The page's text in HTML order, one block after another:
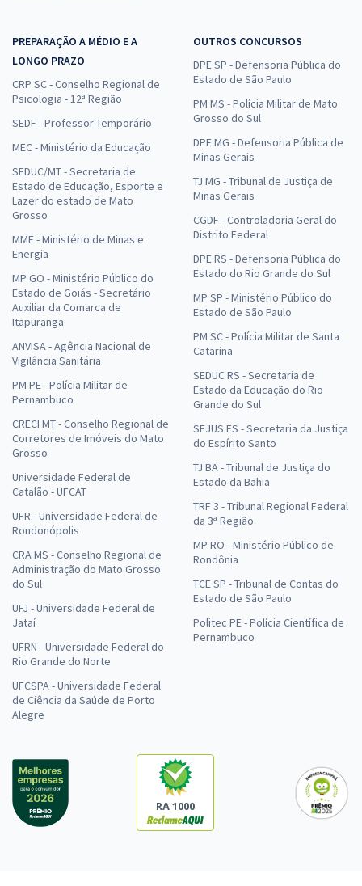
PREPARAÇÃO A MÉDIO E A
LONGO PRAZO
CRP SC - Conselho Regional de
Psicologia - 12ª Região
SEDF - Professor Temporário
MEC - Ministério da Educação
SEDUC/MT - Secretaria de
Estado de Educação, Esporte e
Lazer do estado de Mato
Grosso
MME - Ministério de Minas e
Energia
MP GO - Ministério Público do
Estado de Goiás - Secretário
Auxiliar da Comarca de
Itapuranga
ANVISA - Agência Nacional de
Vigilância Sanitária
PM PE - Polícia Militar de
Pernambuco
CRECI MT - Conselho Regional de
Corretores de Imóveis do Mato
Grosso
Universidade Federal de
Catalão - UFCAT
UFR - Universidade Federal de
Rondonópolis
CRA MS - Conselho Regional de
Administração do Mato Grosso
do Sul
UFJ - Universidade Federal de
Jataí
UFRN - Universidade Federal do
Rio Grande do Norte
UFCSPA - Universidade Federal
de Ciência da Saúde de Porto
Alegre
OUTROS CONCURSOS
DPE SP - Defensoria Pública do
Estado de São Paulo
PM MS - Polícia Militar de Mato
Grosso do Sul
DPE MG - Defensoria Pública de
Minas Gerais
TJ MG - Tribunal de Justiça de
Minas Gerais
CGDF - Controladoria Geral do
Distrito Federal
DPE RS - Defensoria Pública do
Estado do Rio Grande do Sul
MP SP - Ministério Público do
Estado de São Paulo
PM SC - Polícia Militar de Santa
Catarina
SEDUC RS - Secretaria de
Estado da Educação do Rio
Grande do Sul
SEJUS ES - Secretaria da Justiça
do Espírito Santo
TJ BA - Tribunal de Justiça do
Estado da Bahia
TRF 3 - Tribunal Regional Federal
da 3ª Região
MP RO - Ministério Público de
Rondônia
TCE SP - Tribunal de Contas do
Estado de São Paulo
Politec PE - Polícia Científica de
Pernambuco
RA 1000